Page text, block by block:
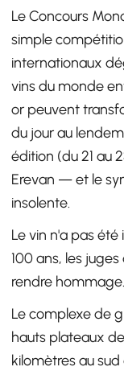
Le Concours
simple
internationaux
vins du monde
or peuvent
du jour au
édition (du 21 au
Erevan — et le
insolente.
Le vin n'a pas
100 ans, les
rendre hommage.
Le complexe de
hauts plateaux de
kilomètres au